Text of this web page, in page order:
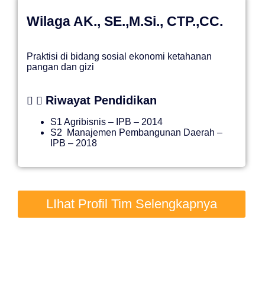
Wilaga AK., SE.,M.Si., CTP.,CC.
Praktisi di bidang sosial ekonomi ketahanan
pangan dan gizi
Riwayat Pendidikan
S1 Agribisnis – IPB – 2014
S2 Manajemen Pembangunan Daerah –
IPB – 2018
LIhat Profil Tim Selengkapnya